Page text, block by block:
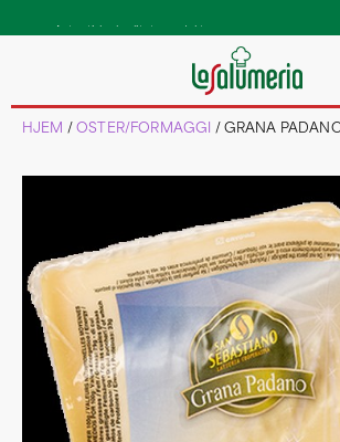
HJEM /OSTER/FORMAGGI / GRANA